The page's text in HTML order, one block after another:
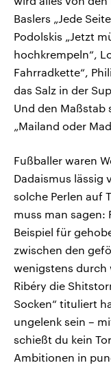
Baslers „Jede
Podolskis „Jetzt
hochkrempeln“,
Fahrradkette“,
das Salz in der
Und den Maßstab
„Mailand oder
Fußballer waren
Dadaismus lässig
solche Perlen auf
muss man sagen:
Beispiel für
zwischen den
wenigstens durch
Ribéry die
Socken“ tituliert
ungelenk sein –
schießt du kein
Ambitionen in